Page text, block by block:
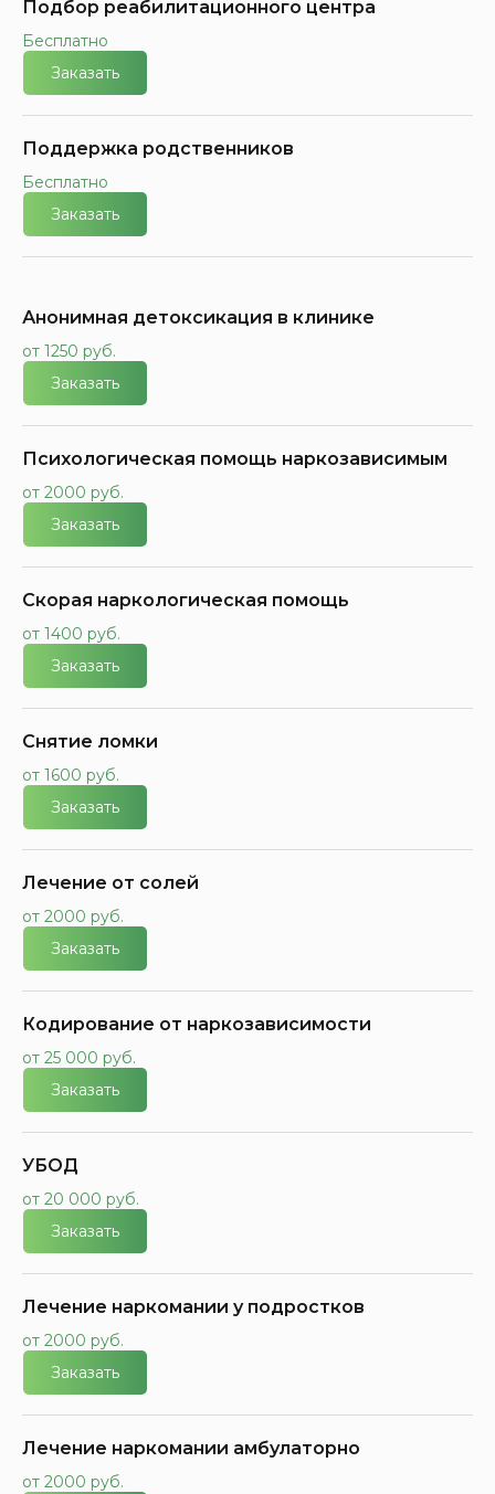
Подбор реабилитационного центра
Бесплатно
Заказать
Поддержка родственников
Бесплатно
Заказать
Анонимная детоксикация в клинике
от 1250 руб.
Заказать
Психологическая помощь наркозависимым
от 2000 руб.
Заказать
Скорая наркологическая помощь
от 1400 руб.
Заказать
Снятие ломки
от 1600 руб.
Заказать
Лечение от солей
от 2000 руб.
Заказать
Кодирование от наркозависимости
от 25 000 руб.
Заказать
УБОД
от 20 000 руб.
Заказать
Лечение наркомании у подростков
от 2000 руб.
Заказать
Лечение наркомании амбулаторно
от 2000 руб.